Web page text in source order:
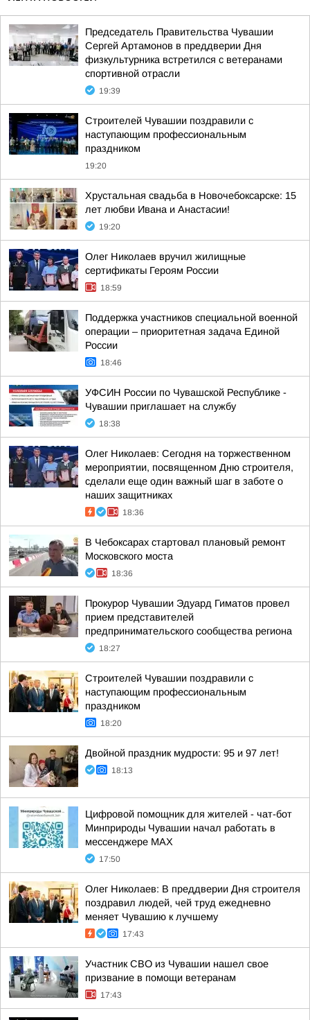
Председатель Правительства Чувашии
Сергей Артамонов в преддверии Дня
физкультурника встретился с ветеранами
спортивной отрасли
19:39
Строителей Чувашии поздравили с
наступающим профессиональным
праздником
19:20
Хрустальная свадьба в Новочебоксарске: 15
лет любви Ивана и Анастасии!
19:20
Олег Николаев вручил жилищные
сертификаты Героям России
18:59
Поддержка участников специальной военной
операции – приоритетная задача Единой
России
18:46
УФСИН России по Чувашской Республике -
Чувашии приглашает на службу
18:38
Олег Николаев: Сегодня на торжественном
мероприятии, посвященном Дню строителя,
сделали еще один важный шаг в заботе о
наших защитниках
18:36
В Чебоксарах стартовал плановый ремонт
Московского моста
18:36
Прокурор Чувашии Эдуард Гиматов провел
прием представителей
предпринимательского сообщества региона
18:27
Строителей Чувашии поздравили с
наступающим профессиональным
праздником
18:20
Двойной праздник мудрости: 95 и 97 лет!
18:13
Цифровой помощник для жителей - чат-бот
Минприроды Чувашии начал работать в
мессенджере МАХ
17:50
Олег Николаев: В преддверии Дня строителя
поздравил людей, чей труд ежедневно
меняет Чувашию к лучшему
17:43
Участник СВО из Чувашии нашел свое
призвание в помощи ветеранам
17:43